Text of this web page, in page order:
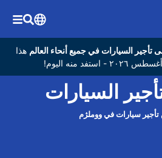
هذا
السيارات
سيارات في ووملژم